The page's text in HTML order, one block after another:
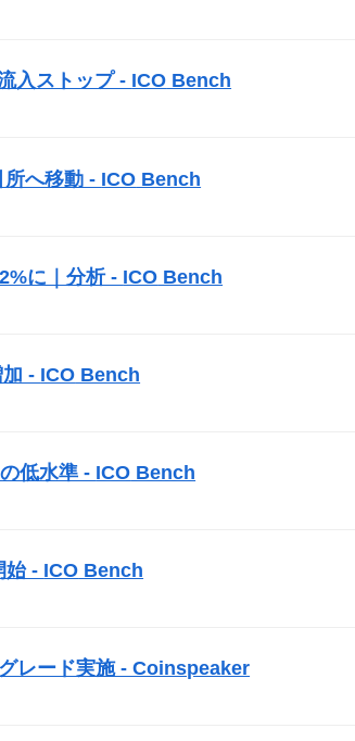
入ストップ - ICO Bench
所へ移動 - ICO Bench
に｜分析 - ICO Bench
- ICO Bench
低水準 - ICO Bench
始 - ICO Bench
レード実施 - Coinspeaker